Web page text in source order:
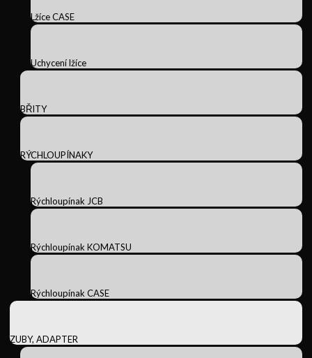
Lžíce CASE
Uchycení lžíce
BŘITY
RÝCHLOUPÍNAKY
Rýchloupínak JCB
Rýchloupínak KOMATSU
Rýchloupínak CASE
ZUBY, ADAPTER